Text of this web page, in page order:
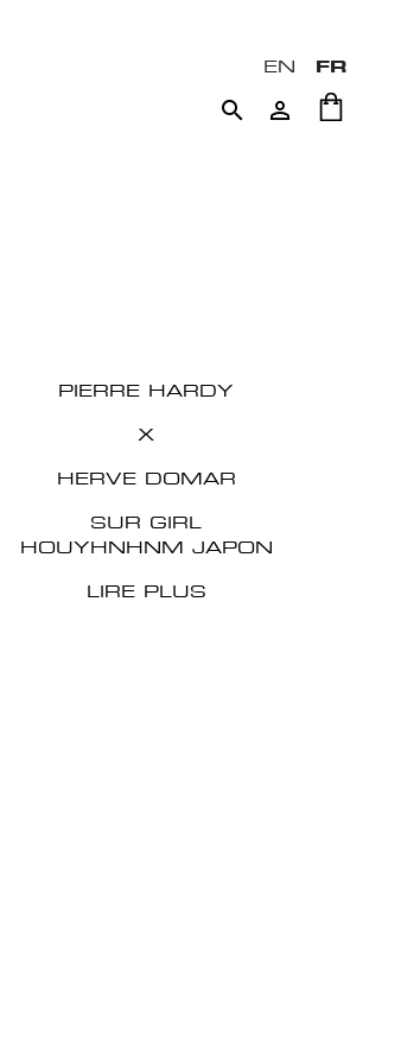
EN FR
 
PIERRE HARDY
X
HERVE DOMAR
SUR GIRL
HOUYHNHNM JAPON
LIRE PLUS